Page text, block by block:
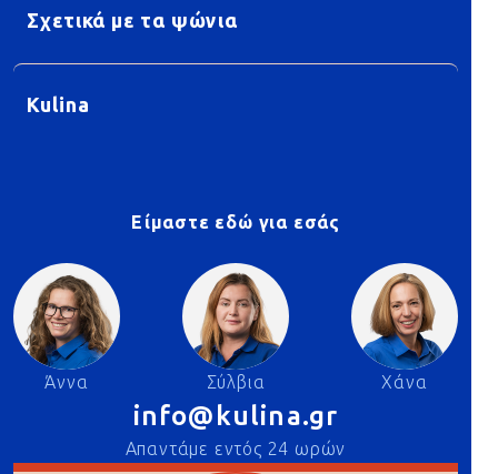
Σχετικά με τα ψώνια
Kulina
Είμαστε εδώ για εσάς
Άννα Σύλβια Χάνα
info@kulina.gr
Απαντάμε εντός 24 ωρών